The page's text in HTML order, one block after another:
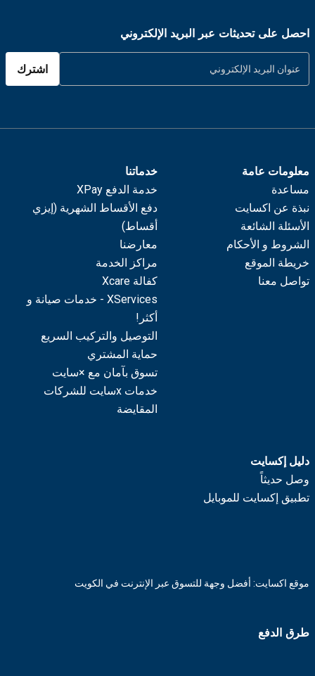
احصل على تحديثات عبر البريد الإلكتروني
اشترك
معلومات عامة
مساعدة
نبذة عن اكسايت
الأسئلة الشائعة
الشروط و الأحكام
خريطة الموقع
تواصل معنا
خدماتنا
خدمة الدفع XPay
دفع الأقساط الشهرية (إيزي
أقساط)
معارضنا
مراكز الخدمة
كفالة Xcare
XServices - خدمات صيانة و
أكثر!
التوصيل والتركيب السريع
حماية المشتري
تسوق بآمان مع ×سايت
خدمات xسايت للشركات
المقايضة
دليل إكسايت
وصل حديثاً
تطبيق إكسايت للموبايل
موقع اكسايت: أفضل وجهة للتسوق عبر الإنترنت في الكويت
طرق الدفع